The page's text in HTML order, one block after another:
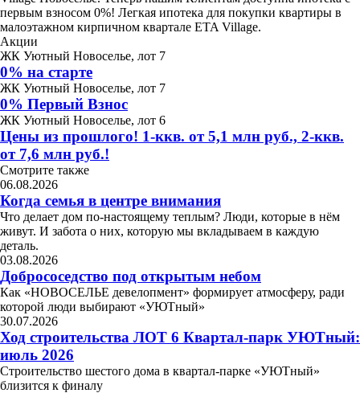
первым взносом 0%! Легкая ипотека для покупки квартиры в
малоэтажном кирпичном квартале ETA Village.
Акции
ЖК Уютный Новоселье, лот 7
0% на старте
ЖК Уютный Новоселье, лот 7
0% Первый Взнос
ЖК Уютный Новоселье, лот 6
Цены из прошлого! 1-ккв. от 5,1 млн руб., 2-ккв.
от 7,6 млн руб.!
Смотрите также
06.08.2026
Когда семья в центре внимания
Что делает дом по-настоящему теплым? Люди, которые в нём
живут. И забота о них, которую мы вкладываем в каждую
деталь.
03.08.2026
Добрососедство под открытым небом
Как «НОВОСЕЛЬЕ девелопмент» формирует атмосферу, ради
которой люди выбирают «УЮТный»
30.07.2026
Ход строительства ЛОТ 6 Квартал-парк УЮТный:
июль 2026
Строительство шестого дома в квартал-парке «УЮТный»
близится к финалу